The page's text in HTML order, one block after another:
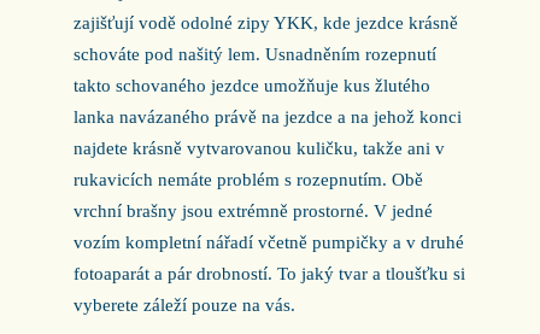
zajišťují vodě odolné zipy YKK, kde jezdce krásně
schováte pod našitý lem. Usnadněním rozepnutí
takto schovaného jezdce umožňuje kus žlutého
lanka navázaného právě na jezdce a na jehož konci
najdete krásně vytvarovanou kuličku, takže ani v
rukavicích nemáte problém s rozepnutím. Obě
vrchní brašny jsou extrémně prostorné. V jedné
vozím kompletní nářadí včetně pumpičky a v druhé
fotoaparát a pár drobností. To jaký tvar a tloušťku si
vyberete záleží pouze na vás.